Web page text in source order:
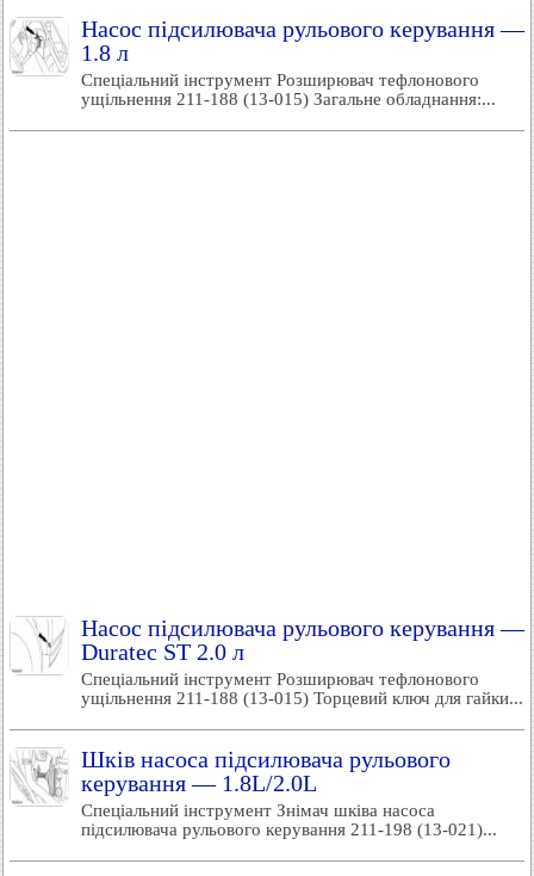
Насос підсилювача рульового керування —
1.8 л
Спеціальний інструмент Розширювач тефлонового
ущільнення 211-188 (13-015) Загальне обладнання:...
Насос підсилювача рульового керування —
Duratec ST 2.0 л
Спеціальний інструмент Розширювач тефлонового
ущільнення 211-188 (13-015) Торцевий ключ для гайки...
Шків насоса підсилювача рульового
керування — 1.8L/2.0L
Спеціальний інструмент Знімач шківа насоса
підсилювача рульового керування 211-198 (13-021)...